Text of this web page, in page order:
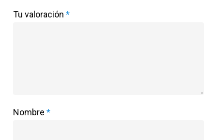
Tu valoración *
Nombre *